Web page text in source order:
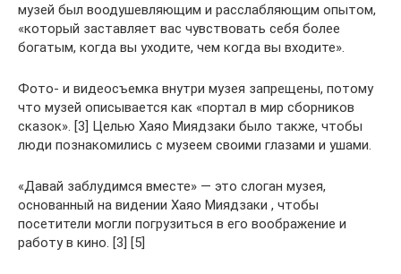
музей был воодушевляющим и расслабляющим опытом,
«который заставляет вас чувствовать себя более
богатым, когда вы уходите, чем когда вы входите».
Фото- и видеосъемка внутри музея запрещены, потому
что музей описывается как «портал в мир сборников
сказок». [3] Целью Хаяо Миядзаки было также, чтобы
люди познакомились с музеем своими глазами и ушами.
«Давай заблудимся вместе» — это слоган музея,
основанный на видении Хаяо Миядзаки , чтобы
посетители могли погрузиться в его воображение и
работу в кино. [3] [5]